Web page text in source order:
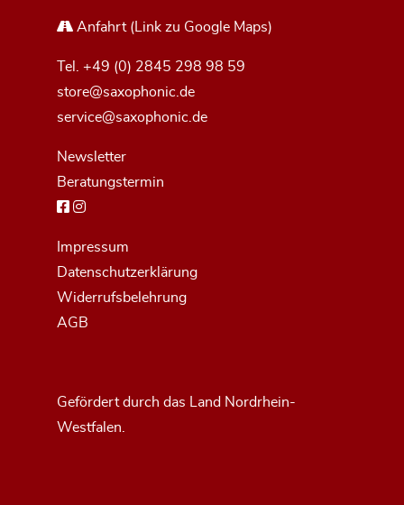
Anfahrt(Link zu Google Maps)
Tel. +49 (0) 2845 298 98 59
store@saxophonic.de
service@saxophonic.de
Newsletter
Beratungstermin
Impressum
Datenschutzerklärung
Widerrufsbelehrung
AGB
Gefördert durch das Land Nordrhein-
Westfalen.